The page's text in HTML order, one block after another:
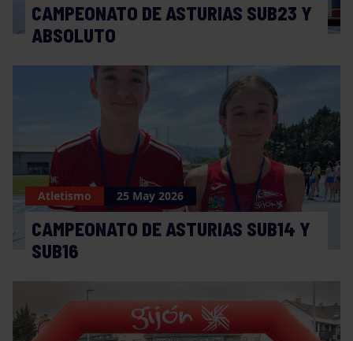
CAMPEONATO DE ASTURIAS SUB23 Y
ABSOLUTO
Atletismo 25 May 2026
CAMPEONATO DE ASTURIAS SUB14 Y
SUB16